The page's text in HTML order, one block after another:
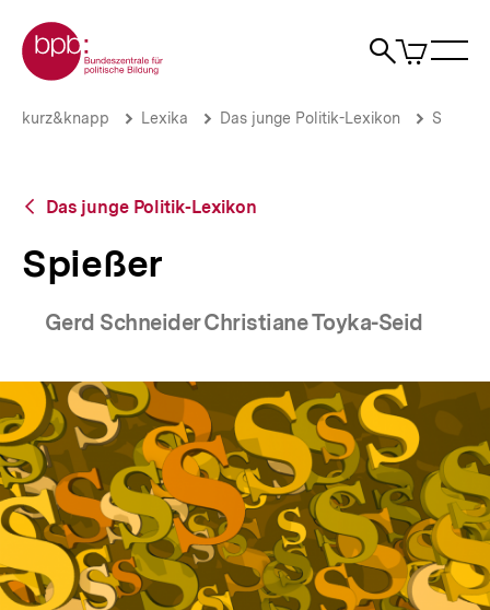
zum
Seiteninhalt
springen
Zur Startseite der bpb
Suche
Artikel
im
Spießer
Brotkrümelnavigation
Pfadnavigation
kurz&knapp Lexika Das junge Politik-Lexikon S
Zurück
Übersicht
Das junge Politik-Lexikon
Spießer
Gerd Schneider Christiane Toyka-Seid